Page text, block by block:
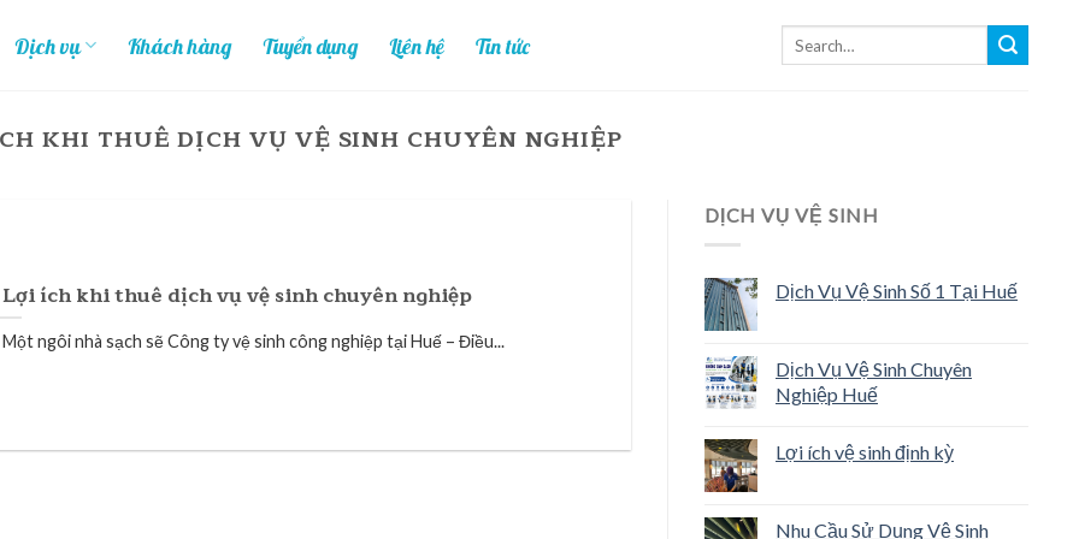
Dịch vụ Khách hàng Tuyển dụng Liên hệ Tin tức
KHI THUÊ DỊCH VỤ VỆ SINH CHUYÊN NGHIỆP
Lợi ích khi thuê dịch vụ vệ sinh chuyên nghiệp
Một ngôi nhà sạch sẽ Công ty vệ sinh công nghiệp tại Huế – Điều...
DỊCH VỤ VỆ SINH
Dịch Vụ Vệ Sinh Số 1 Tại Huế
Dịch Vụ Vệ Sinh Chuyên
Nghiệp Huế
Lợi ích vệ sinh định kỳ
Nhu Cầu Sử Dụng Vệ Sinh